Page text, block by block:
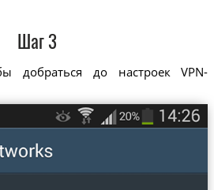
Шаг 3
добраться до настроек VPN-